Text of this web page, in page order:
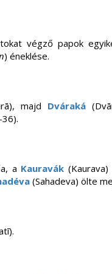
végző papok
) éneklése.
majd Dváraká
a Kauravák
(Sahadeva) ölte